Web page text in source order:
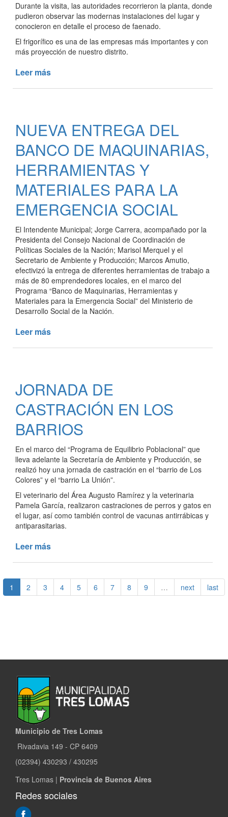
Durante la visita, las autoridades recorrieron la planta, donde
pudieron observar las modernas instalaciones del lugar y
conocieron en detalle el proceso de faenado.
El frigorífico es una de las empresas más importantes y con
más proyección de nuestro distrito.
Leer más
PLANTA
FRIGORÍFICA
LOCAL
NUEVA ENTREGA DEL
BANCO DE MAQUINARIAS,
HERRAMIENTAS Y
MATERIALES PARA LA
EMERGENCIA SOCIAL
El Intendente Municipal; Jorge Carrera, acompañado por la
Presidenta del Consejo Nacional de Coordinación de
Políticas Sociales de la Nación; Marisol Merquel y el
Secretario de Ambiente y Producción; Marcos Amutio,
efectivizó la entrega de diferentes herramientas de trabajo a
más de 80 emprendedores locales, en el marco del
Programa “Banco de Maquinarias, Herramientas y
Materiales para la Emergencia Social” del Ministerio de
Desarrollo Social de la Nación.
Leer más
DE
MAQUINARIAS,
HERRAMIENTAS
Y
MATERIALES
PARA
LA
EMERGENCIA
SOCIAL
JORNADA DE
CASTRACIÓN EN LOS
BARRIOS
En el marco del “Programa de Equilibrio Poblacional” que
lleva adelante la Secretaría de Ambiente y Producción, se
realizó hoy una jornada de castración en el “barrio de Los
Colores” y el “barrio La Unión”.
El veterinario del Área Augusto Ramírez y la veterinaria
Pamela García, realizaron castraciones de perros y gatos en
el lugar, así como también control de vacunas antirrábicas y
antiparasitarias.
Leer más
CASTRACIÓN
EN
1 2 3 4 5 6 7 8 9 … next last
Municipio de Tres Lomas
Rivadavia 149 - CP 6409
(02394) 430293 / 430295
Tres Lomas | Provincia de Buenos Aires
Redes sociales